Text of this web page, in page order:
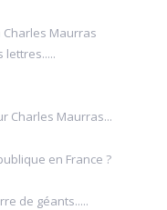
Charles Maurras
lettres.....
Charles Maurras...
en France ?
de géants.....